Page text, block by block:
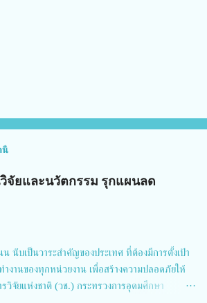
นี้
จัยและนวัตกรรม รุกแผนลด
นับเป็นวาระสำคัญของประเทศ ที่ต้องมีการตั้งเป้า
งานของทุกหน่วยงาน เพื่อสร้างความปลอดภัยให้
วิจัยแห่งชาติ (วช.) กระทรวงการอุดมศึกษา